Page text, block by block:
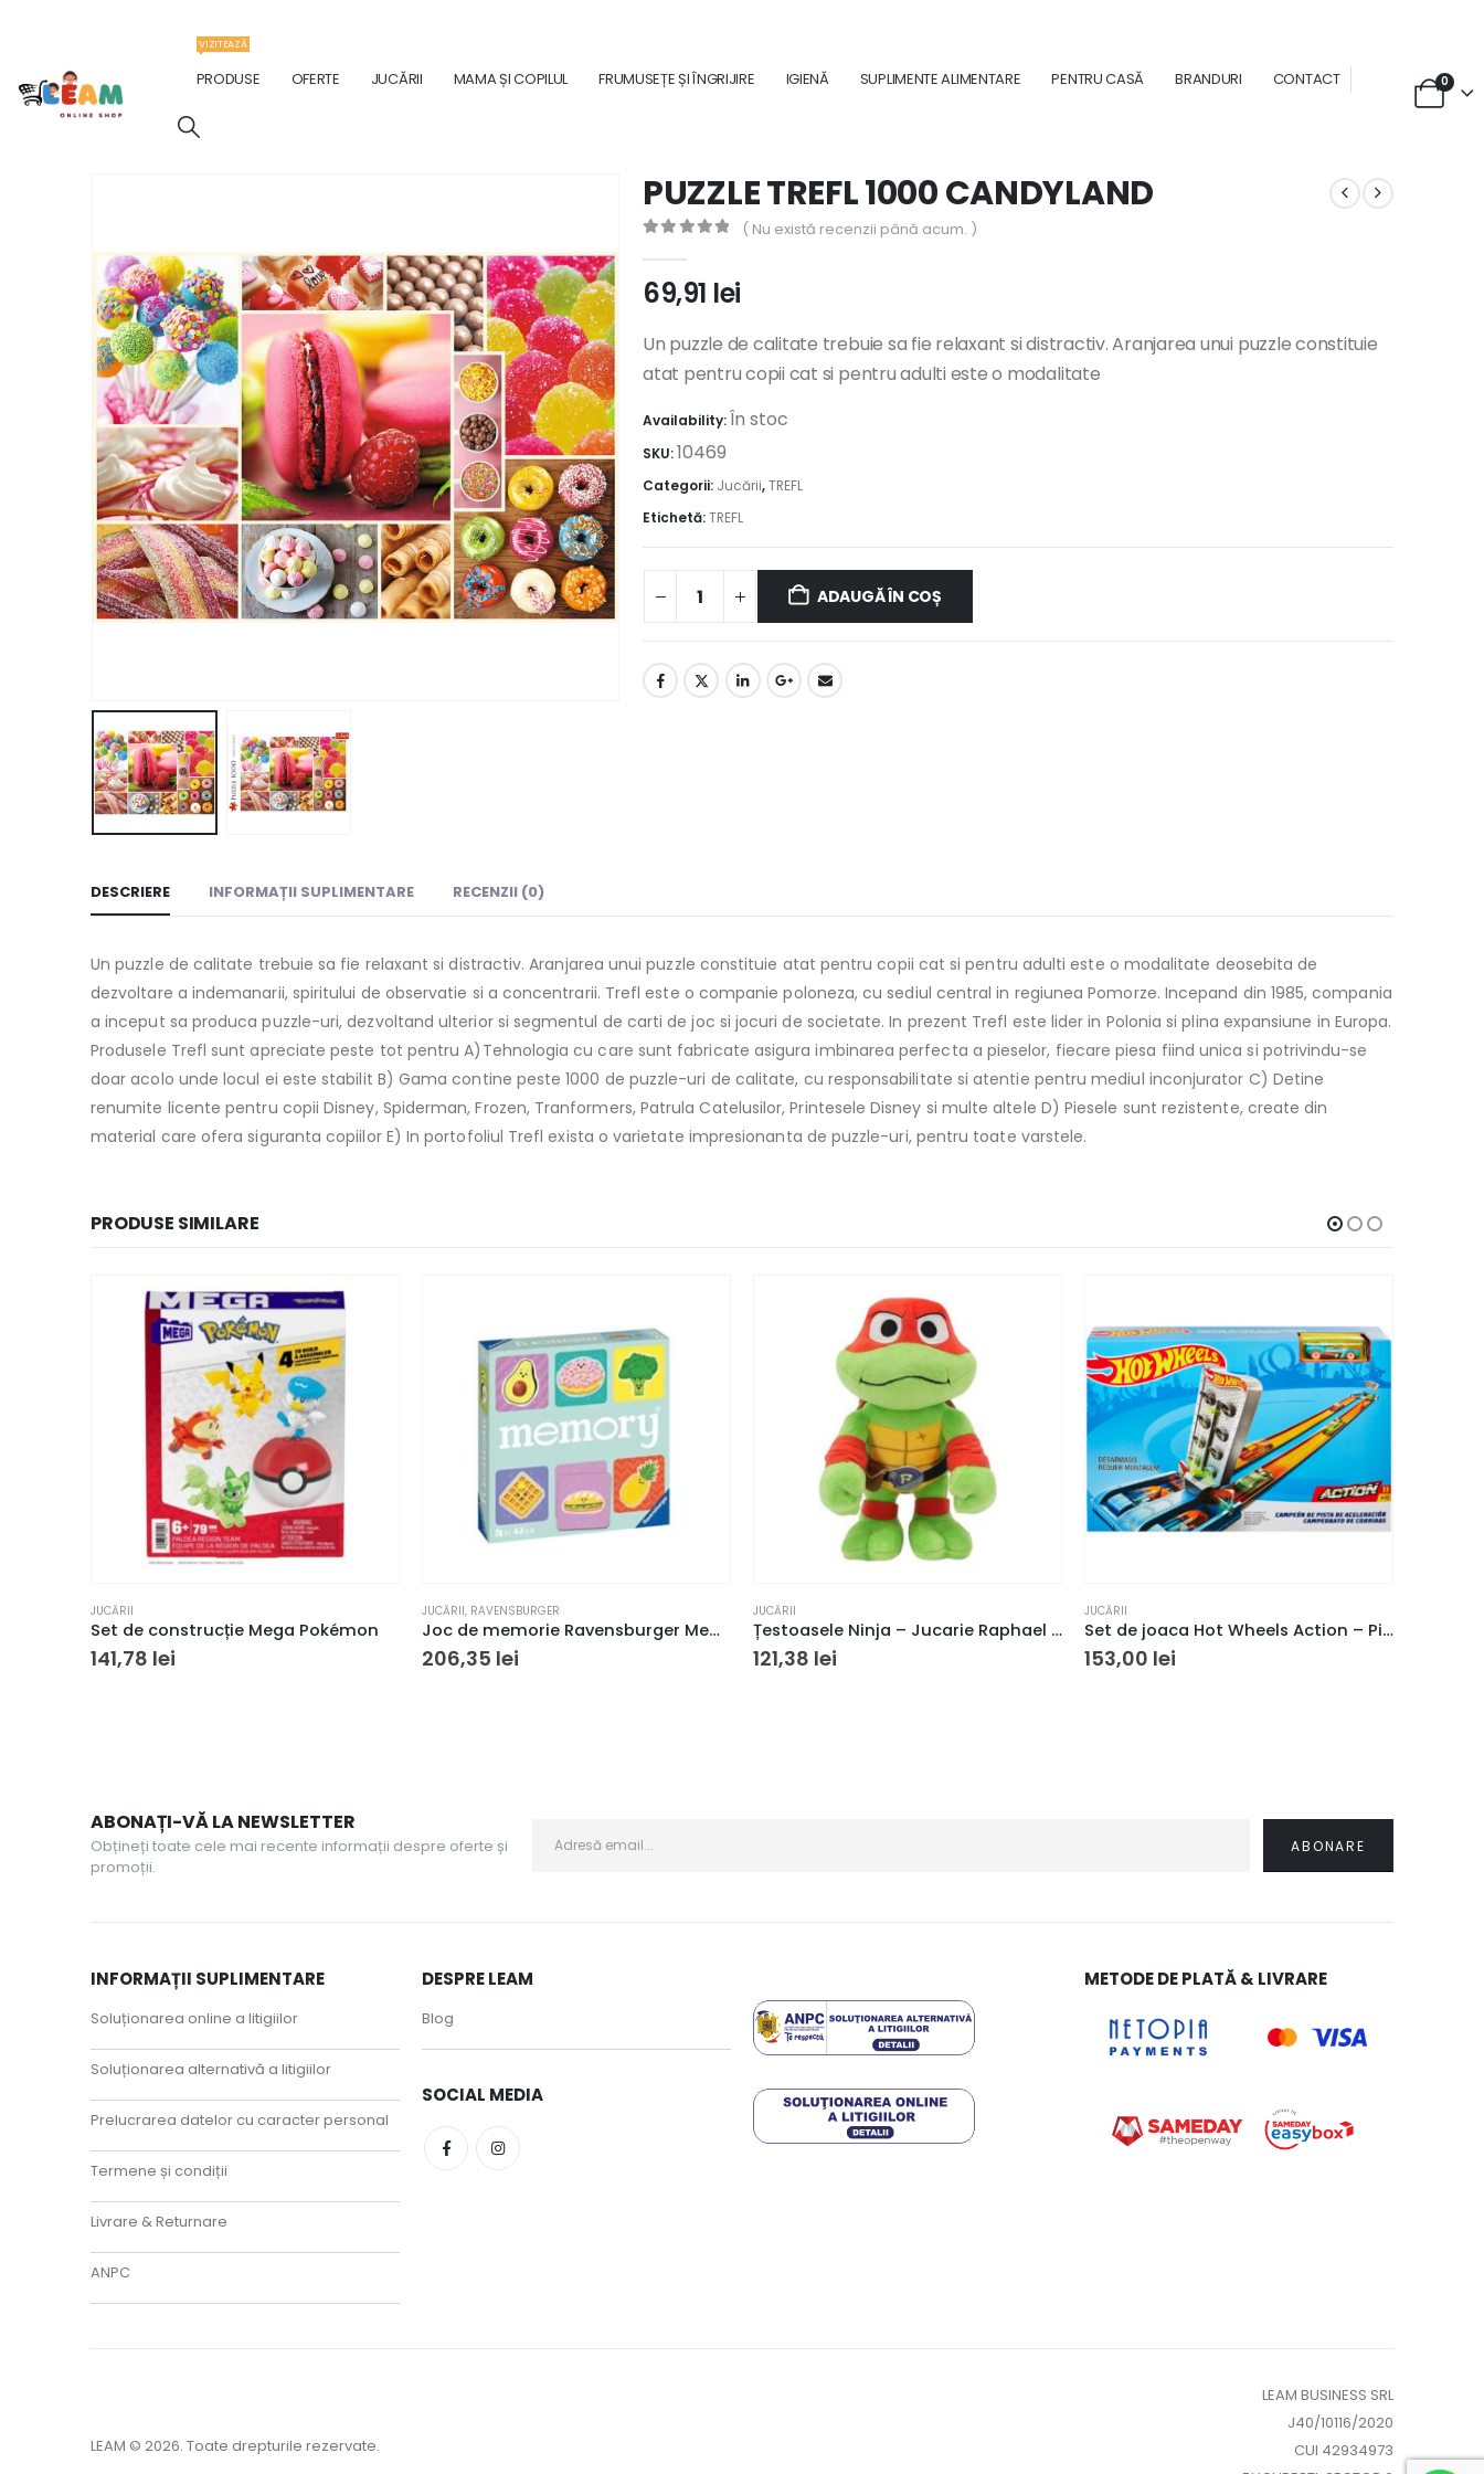
PRODUSE
VIZITEAZĂ
OFERTE JUCĂRII MAMA ȘI COPILUL FRUMUSEȚE ȘI ÎNGRIJIRE IGIENĂ SUPLIMENTE ALIMENTARE PENTRU CASĂ BRANDURI CONTACT 0
PUZZLE TREFL 1000 CANDYLAND
( Nu există recenzii până acum. )
69,91 lei
Un puzzle de calitate trebuie sa fie relaxant si distractiv. Aranjarea unui puzzle constituie
atat pentru copii cat si pentru adulti este o modalitate
Availability:În stoc
SKU:10469
Categorii: Jucării,TREFL
Etichetă:TREFL
ADAUGĂ ÎN COȘ
DESCRIERE INFORMAȚII SUPLIMENTARE RECENZII (0)
Un puzzle de calitate trebuie sa fie relaxant si distractiv. Aranjarea unui puzzle constituie atat pentru copii cat si pentru adulti este o modalitate deosebita de
dezvoltare a indemanarii, spiritului de observatie si a concentrarii. Trefl este o companie poloneza, cu sediul central in regiunea Pomorze. Incepand din 1985, compania
a inceput sa produca puzzle-uri, dezvoltand ulterior si segmentul de carti de joc si jocuri de societate. In prezent Trefl este lider in Polonia si plina expansiune in Europa.
Produsele Trefl sunt apreciate peste tot pentru A)Tehnologia cu care sunt fabricate asigura imbinarea perfecta a pieselor, fiecare piesa fiind unica si potrivindu-se
doar acolo unde locul ei este stabilit B) Gama contine peste 1000 de puzzle-uri de calitate, cu responsabilitate si atentie pentru mediul inconjurator C) Detine
renumite licente pentru copii Disney, Spiderman, Frozen, Tranformers, Patrula Catelusilor, Printesele Disney si multe altele D) Piesele sunt rezistente, create din
material care ofera siguranta copiilor E) In portofoliul Trefl exista o varietate impresionanta de puzzle-uri, pentru toate varstele.
PRODUSE SIMILARE
JUCĂRII
Set de construcție Mega Pokémon
141,78 lei
JUCĂRII, RAVENSBURGER
Joc de memorie Ravensburger Memory Funny Food
206,35 lei
JUCĂRII
Țestoasele Ninja – Jucarie Raphael de pluș
121,38 lei
JUCĂRII
Set de joaca Hot Wheels Action – Pista pentru acceleratii maxime
153,00 lei
ABONAȚI-VĂ LA NEWSLETTER
Obțineți toate cele mai recente informații despre oferte și
promoții.
INFORMAȚII SUPLIMENTARE
Soluționarea online a litigiilor
Soluționarea alternativă a litigiilor
Prelucrarea datelor cu caracter personal
Termene și condiții
Livrare & Returnare
ANPC
DESPRE LEAM
Blog
SOCIAL MEDIA
METODE DE PLATĂ & LIVRARE
LEAM © 2026. Toate drepturile rezervate.
LEAM BUSINESS SRL
J40/10116/2020
CUI 42934973